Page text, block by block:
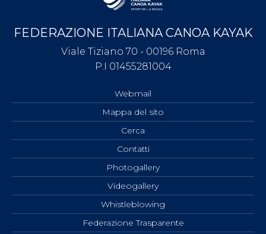
FEDERAZIONE ITALIANA CANOA KAYAK
Viale Tiziano 70 - 00196 Roma
P.I 01455281004
Webmail
Mappa del sito
Cerca
Contatti
Photogallery
Videogallery
Whistleblowing
Federazione Trasparente